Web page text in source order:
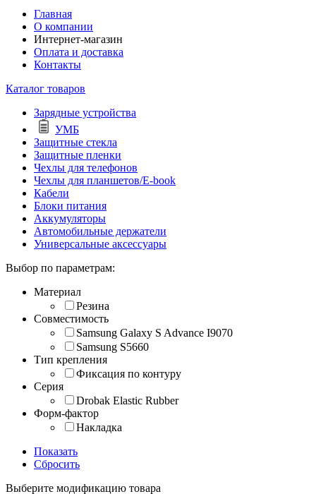
Главная
О компании
Интернет-магазин
Оплата и доставка
Контакты
Каталог товаров
Зарядные устройства
УМБ
Защитные стекла
Защитные пленки
Чехлы для телефонов
Чехлы для планшетов/E-book
Кабели
Блоки питания
Аккумуляторы
Автомобильные держатели
Универсальные аксессуары
Выбор по параметрам:
Материал
Резина
Совместимость
Samsung Galaxy S Advance I9070
Samsung S5660
Тип крепления
Фиксация по контуру
Серия
Drobak Elastic Rubber
Форм-фактор
Накладка
Показать
Сбросить
Выберите модификацию товара